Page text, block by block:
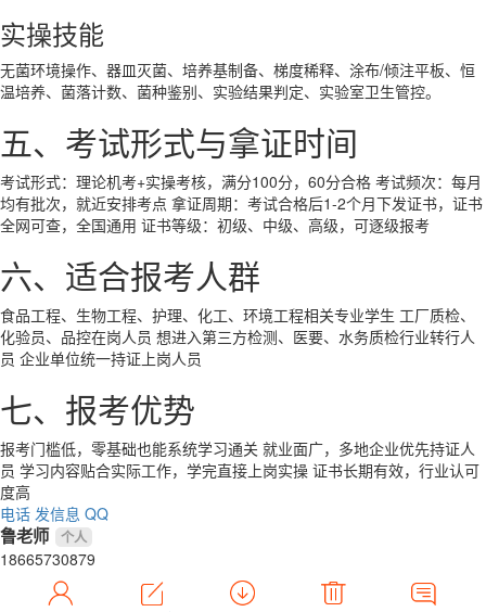
实操技能
无菌环境操作、器皿灭菌、培养基制备、梯度稀释、涂布/倾注平板、恒
温培养、菌落计数、菌种鉴别、实验结果判定、实验室卫生管控。
五、考试形式与拿证时间
考试形式：理论机考+实操考核，满分100分，60分合格 考试频次：每月
均有批次，就近安排考点 拿证周期：考试合格后1-2个月下发证书，证书
全网可查，全国通用 证书等级：初级、中级、高级，可逐级报考
六、适合报考人群
食品工程、生物工程、护理、化工、环境工程相关专业学生 工厂质检、
化验员、品控在岗人员 想进入第三方检测、医要、水务质检行业转行人
员 企业单位统一持证上岗人员
七、报考优势
报考门槛低，零基础也能系统学习通关 就业面广，多地企业优先持证人
员 学习内容贴合实际工作，学完直接上岗实操 证书长期有效，行业认可
度高
电话 发信息 QQ
鲁老师 个人
18665730879